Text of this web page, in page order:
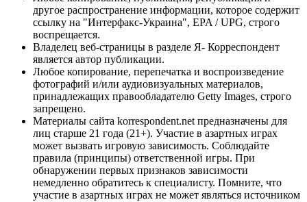
другое распространение информации, которое содержит
ссылку на "Интерфакс-Украина", EPA / UPG, строго
воспрещается.
Владелец веб-страницы в разделе Я- Корреспондент
является автор публикации.
Любое копирование, перепечатка и воспроизведение
фотографий и/или аудиовизуальных материалов,
принадлежащих правообладателю Getty Images, строго
запрещено.
Материалы сайта korrespondent.net предназначены для
лиц старше 21 года (21+). Участие в азартных играх
может вызвать игровую зависимость. Соблюдайте
правила (принципы) ответственной игры. При
обнаружении первых признаков зависимости
немедленно обратитесь к специалисту. Помните, что
участие в азартных играх не может являться источником